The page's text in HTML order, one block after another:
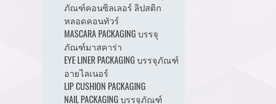
ภัณฑ์คอนซิลเลอร์ ลิปสติก
หลอดคอนทัวร์
MASCARA PACKAGING บรรจุ
ภัณฑ์มาสคาร่า
EYE LINER PACKAGING บรรจุภัณฑ์
อายไลเนอร์
LIP CUSHION PACKAGING
NAIL PACKAGING บรรจุภัณฑ์